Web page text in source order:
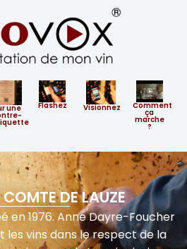
​une Flashez Visionnez Comment
ça
marche
?
DE LAUZE
en 1976. Anne Dayre-Foucher
les vins dans le respect de la